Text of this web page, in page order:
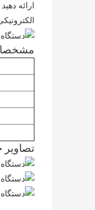
ارائه
تصاویر